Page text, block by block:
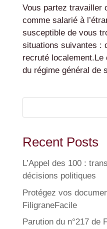
Vous partez travailler
comme salarié à
susceptible de vous
situations suivantes :
recruté localement.Le
du régime général de
Recent Posts
L’Appel des 100 :
décisions politiques
Protégez vos
FiligraneFacile
Parution du n°217 de